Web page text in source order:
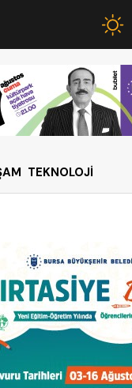
TEKNOLOJİ